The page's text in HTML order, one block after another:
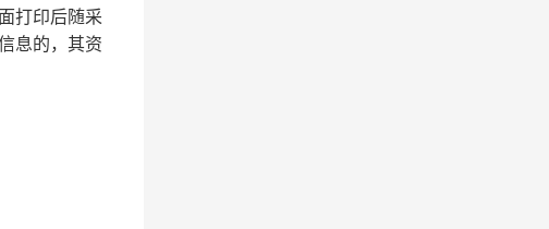
打印后随采
息的，其资